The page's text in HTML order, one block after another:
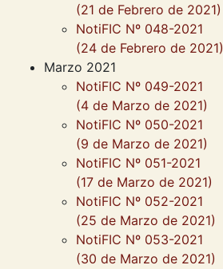
(21 de Febrero de 2021)
NotiFIC Nº 048-2021
(24 de Febrero de 2021)
Marzo 2021
NotiFIC Nº 049-2021
(4 de Marzo de 2021)
NotiFIC Nº 050-2021
(9 de Marzo de 2021)
NotiFIC Nº 051-2021
(17 de Marzo de 2021)
NotiFIC Nº 052-2021
(25 de Marzo de 2021)
NotiFIC Nº 053-2021
(30 de Marzo de 2021)